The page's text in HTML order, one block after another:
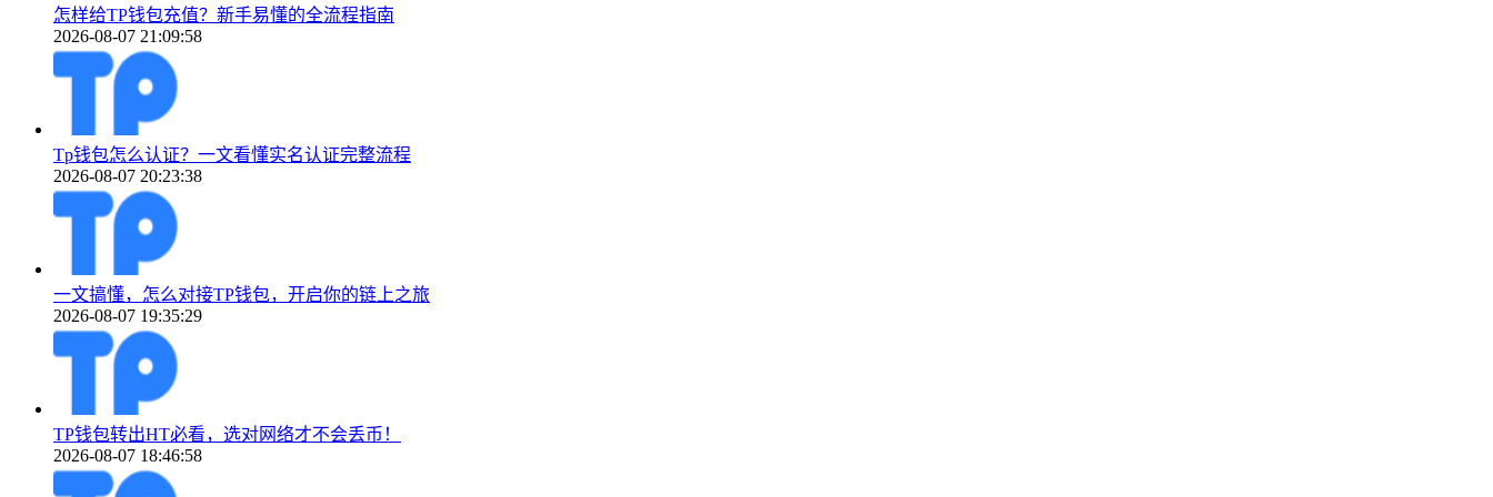
怎样给TP钱包充值？新手易懂的全流程指南
2026-08-07 21:09:58
Tp钱包怎么认证？一文看懂实名认证完整流程
2026-08-07 20:23:38
一文搞懂，怎么对接TP钱包，开启你的链上之旅
2026-08-07 19:35:29
TP钱包转出HT必看，选对网络才不会丢币！
2026-08-07 18:46:58